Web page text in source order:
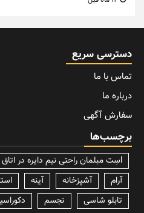
دسترسی سریع
تماس با ما
درباره ما
سفارش آگهی
برچسب‌ها
lسِت مبلمان راحتی نیم دایره در اتاق نشیمن و پذیرایی
آرام
آشپزخانه آینه
تابلو شاسی
تجسم